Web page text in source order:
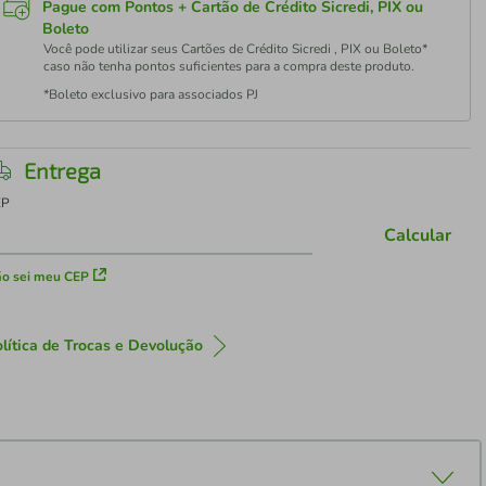
Pague com Pontos + Cartão de Crédito Sicredi, PIX ou
Boleto
Você pode utilizar seus Cartões de Crédito Sicredi , PIX ou Boleto*
caso não tenha pontos suficientes para a compra deste produto.
*Boleto exclusivo para associados PJ
Entrega
sei meu CEP
Calcular
de Trocas e Devolução